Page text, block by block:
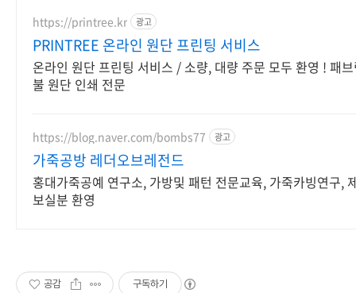
https://printree.kr 광고
PRINTREE 온라인 원단 프린팅 서비스
온라인 원단 프린팅 서비스 / 소량, 대량 주문 모두 환영 ! 패
불 원단 인쇄 전문
https://blog.naver.com/bombs77 광고
가죽공방 레더오브레전드
홍대가죽공예 연구소, 가방및 패턴 전문교육, 가죽카빙연구,
보실분 환영
공감 구독하기